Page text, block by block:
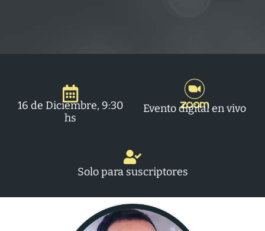
16 de Diciembre, 9:30
hs
Evento digital en vivo
Solo para suscriptores